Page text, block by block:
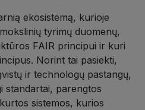
ekosistemą, kurioje
tyrimų duomenų,
FAIR principui ir kuri
Norint tai pasiekti,
ir technologų pastangų,
standartai, parengtos
sistemos, kurios